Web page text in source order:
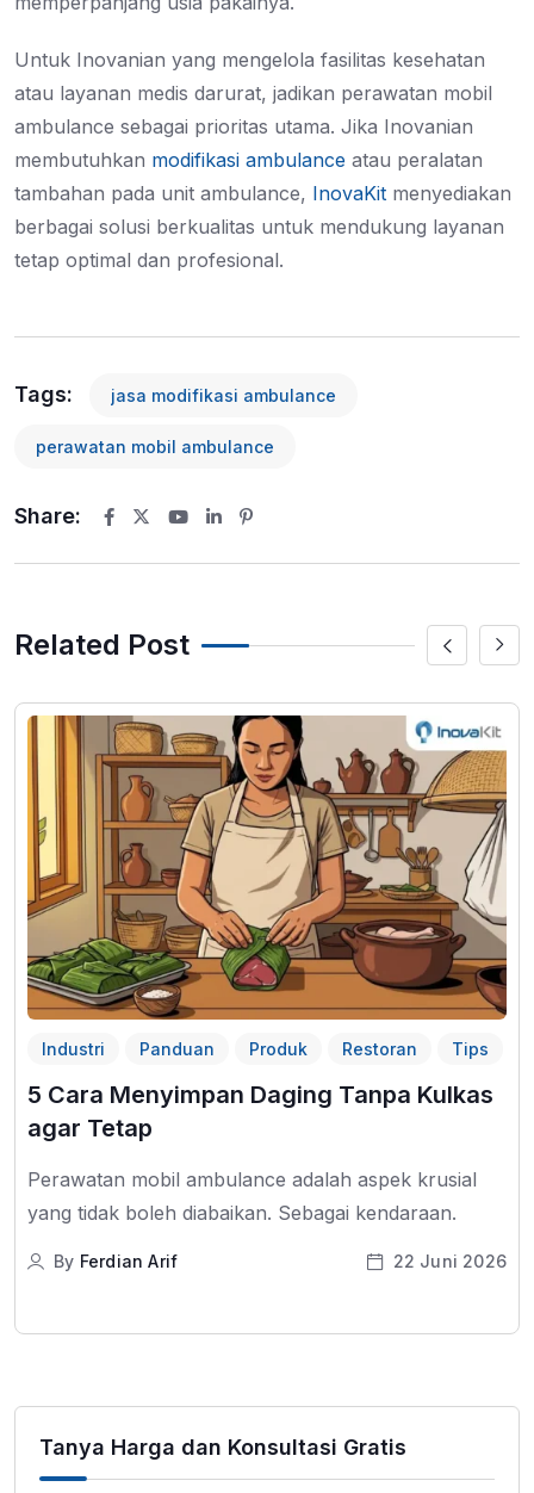
Untuk Inovanian yang mengelola fasilitas kesehatan
atau layanan medis darurat, jadikan perawatan mobil
ambulance sebagai prioritas utama. Jika Inovanian
membutuhkan modifikasi ambulance atau peralatan
tambahan pada unit ambulance, InovaKit menyediakan
berbagai solusi berkualitas untuk mendukung layanan
tetap optimal dan profesional.
Tags: jasa modifikasi ambulance
perawatan mobil ambulance
Share:
Youtube
LinkedIn
Related Post
Industri Panduan Produk Restoran Tips
5 Cara Menyimpan Daging Tanpa Kulkas
agar Tetap
Perawatan mobil ambulance adalah aspek krusial
yang tidak boleh diabaikan. Sebagai kendaraan.
By Ferdian Arif 22 Juni 2026
Tanya Harga dan Konsultasi Gratis